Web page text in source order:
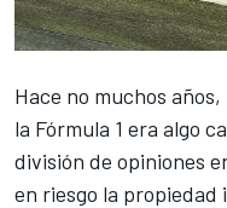
Hace no muchos
la Fórmula 1 era algo
división de opiniones
en riesgo la propiedad